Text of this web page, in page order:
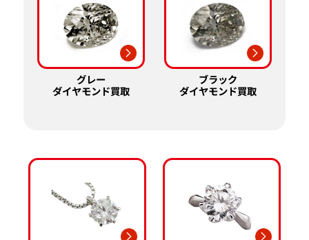
グレー
ダイヤモンド買取
ブラック
ダイヤモンド買取